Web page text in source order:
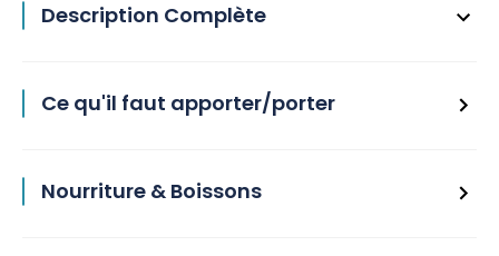
Description Complète
Ce qu'il faut apporter/porter
Nourriture & Boissons